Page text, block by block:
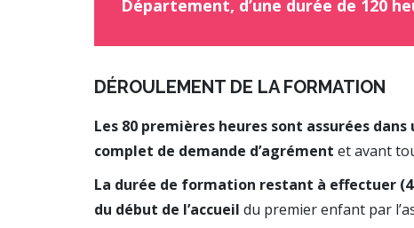
Département, d’une durée de 120
DÉROULEMENT DE LA FORMATION
Les 80 premières heures sont assurées
complet de demande d’agrément et avant
La durée de formation restant à effectuer
du début de l’accueil du premier enfant par